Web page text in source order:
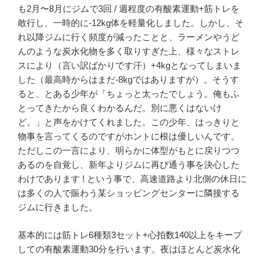
も2月〜8月にジムで3回 / 週程度の有酸素運動+筋トレを
敢行し、一時的に-12kg体を軽量化しました。しかし、そ
れ以降ジムに行く頻度が減ったことと、ラーメンやうど
んのような炭水化物を多く取りすぎた上、様々なストレ
スにより（言い訳ばかりです汗）+4kgとなってしまいま
した（最高時からはまだ-8kgではありますが）。そうす
ると、とある少年が「ちょっと太ったでしょう。俺もふ
とってきたから良くわかるんだ。別に悪くはないけ
ど。」と声をかけてくれました。この少年、はっきりと
物事を言ってくるのですがホントに根は優しいんです。
ただしこの一言により、明らかに体型がもとに戻りつつ
あるのを自覚し、新年よりジムに再び通う事を決心した
わけであります ! という事で、高速道路より北側の休日に
は多くの人で賑わう某ショッピングセンターに隣接する
ジムに行きました。
基本的には筋トレ6種類3セット+心拍数140以上をキープ
しての有酸素運動30分を行います。夜はほとんど炭水化